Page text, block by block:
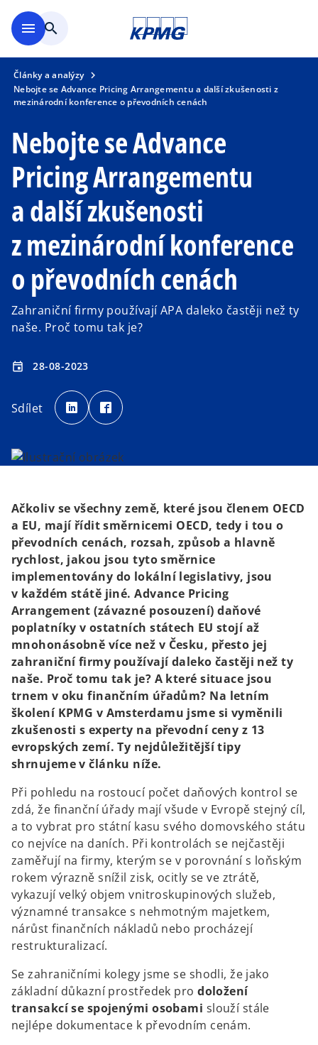
menu search
Články a analýzy
Nebojte se Advance Pricing Arrangementu a další zkušenosti z
mezinárodní konference o převodních cenách
Nebojte se Advance
Pricing Arrangementu
a další zkušenosti
z mezinárodní konference
o převodních cenách
Zahraniční firmy používají APA daleko častěji než ty
naše. Proč tomu tak je?
event 28-08-2023
Sdílet p
e
n
a
n
b
p
e
a
n
b
Ačkoliv se všechny země, které jsou členem OECD
a EU, mají řídit směrnicemi OECD, tedy i tou o
převodních cenách, rozsah, způsob a hlavně
rychlost, jakou jsou tyto směrnice
implementovány do lokální legislativy, jsou
v každém státě jiné. Advance Pricing
Arrangement (závazné posouzení) daňové
poplatníky v ostatních státech EU stojí až
mnohonásobně více než v Česku, přesto jej
zahraniční firmy používají daleko častěji než ty
naše. Proč tomu tak je? A které situace jsou
trnem v oku finančním úřadům? Na letním
školení KPMG v Amsterdamu jsme si vyměnili
zkušenosti s experty na převodní ceny z 13
evropských zemí. Ty nejdůležitější tipy
shrnujeme v článku níže.
Při pohledu na rostoucí počet daňových kontrol se
zdá, že finanční úřady mají všude v Evropě stejný cíl,
a to vybrat pro státní kasu svého domovského státu
co nejvíce na daních. Při kontrolách se nejčastěji
zaměřují na firmy, kterým se v porovnání s loňským
rokem výrazně snížil zisk, ocitly se ve ztrátě,
vykazují velký objem vnitroskupinových služeb,
významné transakce s nehmotným majetkem,
nárůst finančních nákladů nebo procházejí
restrukturalizací.
Se zahraničními kolegy jsme se shodli, že jako
základní důkazní prostředek prodoložení
transakcí se spojenými osobami slouží stále
nejlépe dokumentace k převodním cenám.